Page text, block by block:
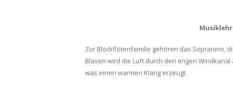
Zur Blockflötenfamilie gehören das Sopranino,
Blasen wird die Luft durch den engen
was einen warmen Klang erzeugt.